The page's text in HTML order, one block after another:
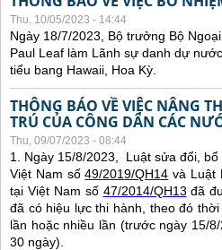
Thu, 10/05/2023 - 14:44
Ngày 18/7/2023, Bộ trưởng Bộ
Paul Leaf làm Lãnh sự danh dự
tiểu bang Hawaii, Hoa Kỳ.
THÔNG BÁO VỀ VIỆC NÂNG
TRÚ CỦA CÔNG DÂN CÁC
Thu, 09/07/2023 - 08:44
1. Ngày 15/8/2023, Luật sửa đổi,
Việt Nam số49/2019/QH14 và Luật
tại Việt Nam số 47/2014/QH13 đã
đã có hiệu lực thi hành, theo đó
lần hoặc nhiều lần (trước ngày 15/
30 ngày).